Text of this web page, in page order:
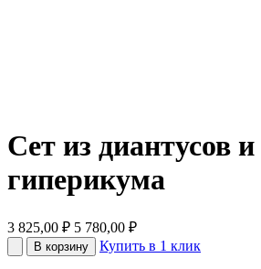
Сет из диантусов и
гиперикума
3 825,00 ₽ 5 780,00 ₽
В корзину Купить в 1 клик